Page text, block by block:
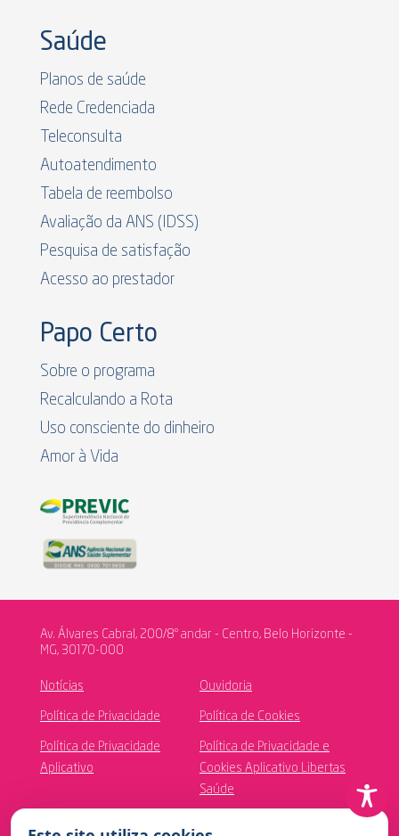
Saúde
Planos de saúde
Rede Credenciada
Teleconsulta
Autoatendimento
Tabela de reembolso
Avaliação da ANS (IDSS)
Pesquisa de satisfação
Acesso ao prestador
Papo Certo
Sobre o programa
Recalculando a Rota
Uso consciente do dinheiro
Amor à Vida
Av. Álvares Cabral, 200/8º andar - Centro, Belo Horizonte -
MG, 30170-000
Notícias Ouvidoria
Política de Privacidade Política de Cookies
Política de Privacidade
Aplicativo
Política de Privacidade e
Cookies Aplicativo Libertas
Saúde